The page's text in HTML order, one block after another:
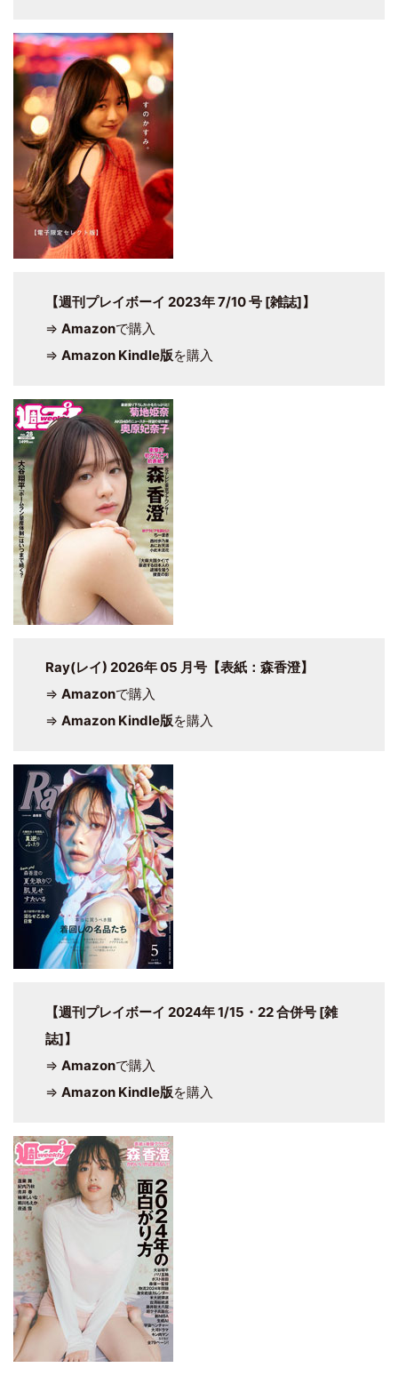
【週刊プレイボーイ 2023年 7/10 号 [雑誌]】
⇒ Amazonで購入
⇒ Amazon Kindle版を購入
Ray(レイ) 2026年 05 月号【表紙：森香澄】
⇒ Amazonで購入
⇒ Amazon Kindle版を購入
【週刊プレイボーイ 2024年 1/15・22 合併号 [雑
誌]】
⇒ Amazonで購入
⇒ Amazon Kindle版を購入